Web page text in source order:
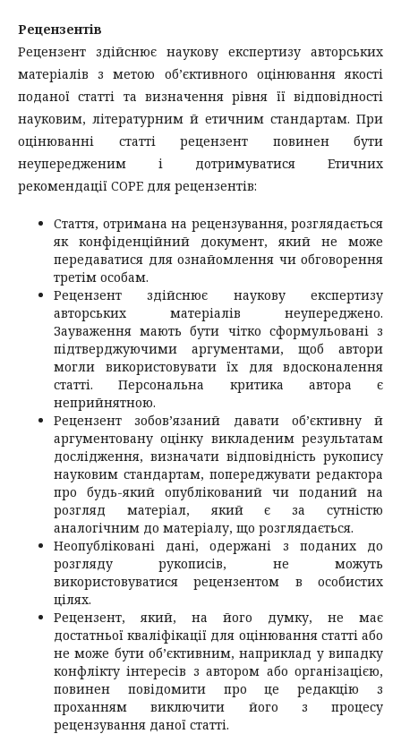
Рецензентів
Рецензент здійснює наукову експертизу авторських
матеріалів з метою об’єктивного оцінювання якості
поданої статті та визначення рівня її відповідності
науковим, літературним й етичним стандартам. При
оцінюванні статті рецензент повинен бути
неупередженим і дотримуватися Етичних
рекомендації COPE для рецензентів:
Стаття, отримана на рецензування, розглядається
як конфіденційний документ, який не може
передаватися для ознайомлення чи обговорення
третім особам.
Рецензент здійснює наукову експертизу
авторських матеріалів неупереджено.
Зауваження мають бути чітко сформульовані з
підтверджуючими аргументами, щоб автори
могли використовувати їх для вдосконалення
статті. Персональна критика автора є
неприйнятною.
Рецензент зобов’язаний давати об’єктивну й
аргументовану оцінку викладеним результатам
дослідження, визначати відповідність рукопису
науковим стандартам, попереджувати редактора
про будь-який опублікований чи поданий на
розгляд матеріал, який є за сутністю
аналогічним до матеріалу, що розглядається.
Неопубліковані дані, одержані з поданих до
розгляду рукописів, не можуть
використовуватися рецензентом в особистих
цілях.
Рецензент, який, на його думку, не має
достатньої кваліфікації для оцінювання статті або
не може бути об’єктивним, наприклад у випадку
конфлікту інтересів з автором або організацією,
повинен повідомити про це редакцію з
проханням виключити його з процесу
рецензування даної статті.